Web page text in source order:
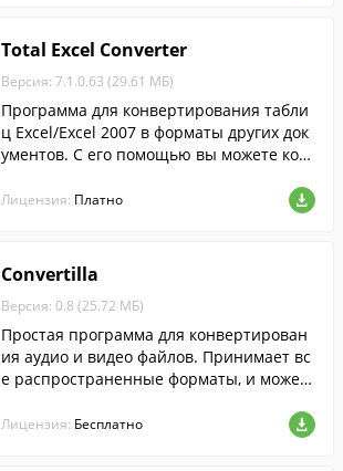
Total Excel Converter
Версия: 7.1.0.63 (29.61 МБ)
Программа для конвертирования табли
ц Excel/Excel 2007 в форматы других док
ументов. С его помощью вы можете кон
ц в любой из форматов в пакетном режи
Лицензия: Платно
Convertilla
Версия: 0.8 (25.72 МБ)
Простая программа для конвертирован
ия аудио и видео файлов. Принимает вс
е распространенные форматы, и может
ьных устройств.
Лицензия: Бесплатно